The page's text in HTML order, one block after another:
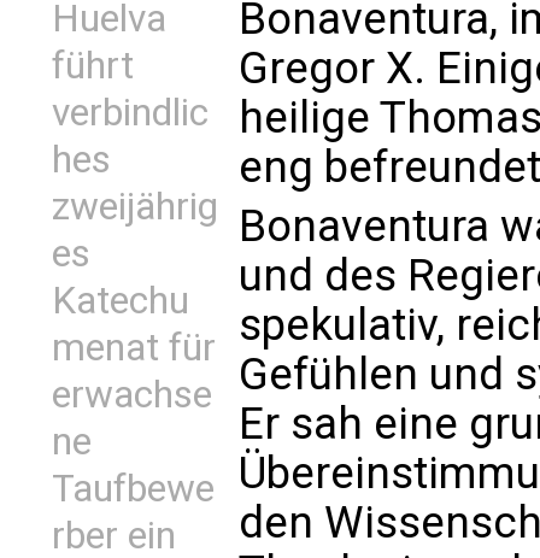
Huelva
führt
verbindlic
hes
zweijährig
es
Katechu
menat für
erwachse
ne
Taufbewe
rber ein
Bonaventura,
Gregor X.
heilige
eng
Bonaventura
und des
spekulativ,
Gefühlen und
Er sah eine
den